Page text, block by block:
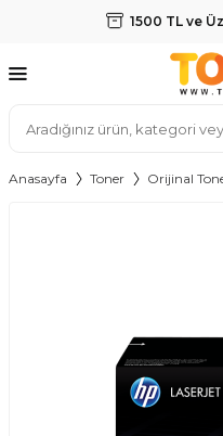
1500 TL ve
Anasayfa Toner Orijinal